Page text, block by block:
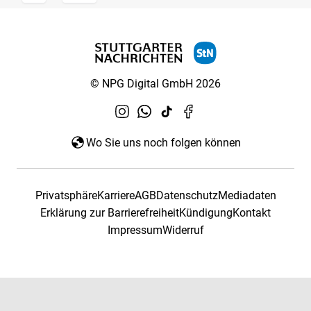
© NPG Digital GmbH 2026
Wo Sie uns noch folgen können
PrivatsphäreKarriereAGBDatenschutzMediadaten
Erklärung zur BarrierefreiheitKündigungKontakt
ImpressumWiderruf